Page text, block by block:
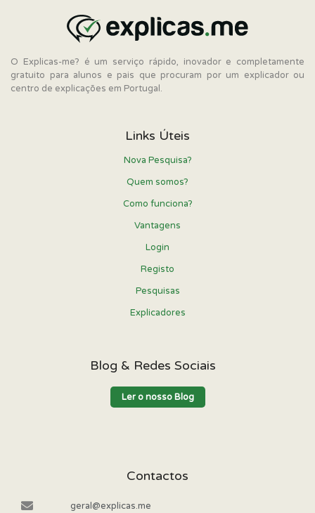
O Explicas-me? é um serviço rápido, inovador e completamente
gratuito para alunos e pais que procuram por um explicador ou
centro de explicações em Portugal.
Links Úteis
Nova Pesquisa?
Quem somos?
Como funciona?
Vantagens
Login
Registo
Pesquisas
Explicadores
Blog & Redes Sociais
Ler o nosso Blog
Contactos
geral@explicas.me